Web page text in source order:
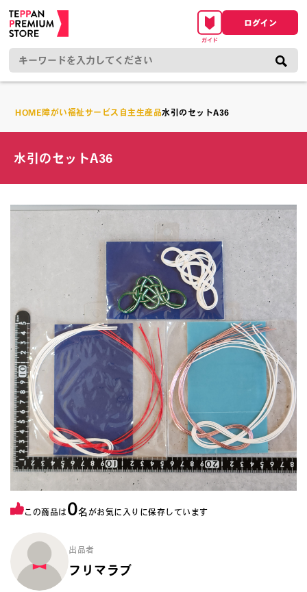
HOME 障がい福祉サービス自主生産品水引のセットA36
水引のセットA36
この商品は 0名 がお気に入りに保存しています
出品者
フリマラブ